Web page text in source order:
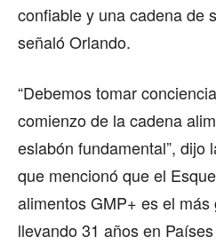
confiable y una cadena de
señaló Orlando.
“Debemos tomar
comienzo de la cadena
eslabón fundamental”, dijo
que mencionó que el
alimentos GMP+ es el
llevando 31 años en